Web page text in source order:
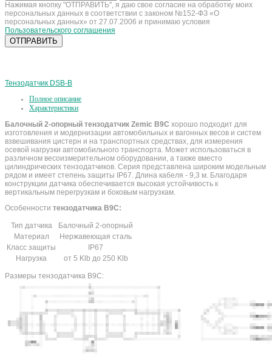
Нажимая кнопку "ОТПРАВИТЬ", я даю свое согласие на обработку моих
персональных данных в соответствии с законом №152-ФЗ «О
персональных данных» от 27.07.2006 и принимаю условия
Пользовательского соглашения
Тензодатчик DSB-B
Полное описание
Характеристики
Балочный 2-опорный тензодатчик Zemic B9C хорошо подходит для
изготовления и модернизации автомобильных и вагонных весов и систем
взвешивания цистерн и на транспортных средствах, для измерения
осевой нагрузки автомобильного транспорта. Может использоваться в
различном весоизмерительном оборудовании, а также вместо
цилиндрических тензодатчиков. Серия представлена широким модельным
рядом и имеет степень защиты IP67. Длина кабеля - 9,3 м. Благодаря
конструкции датчика обеспечивается высокая устойчивость к
вертикальным перегрузкам и боковым нагрузкам.
Особенности тензодатчика B9C:
Тип датчика
Балочный 2-опорный
Материал
Нержавеющая сталь
Класс защиты
IP67
Нагрузка
от 5 Klb до 250 Klb
Размеры тензодатчика B9C: